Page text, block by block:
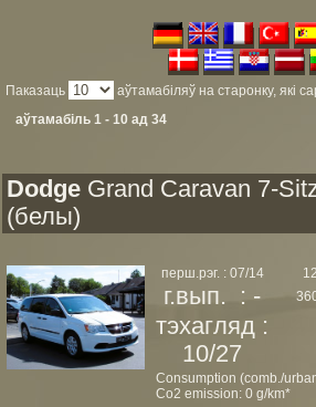
Паказаць
аўтамабіляў на старонку, які
аўтамабіль 1 - 10 ад 34
Dodge Grand Caravan 7-
(белы)
перш.рэг. : 07/14
г.вып. : -
тэхагляд :
10/27
Consumption (comb./
Co2 emission: 0 g/km*